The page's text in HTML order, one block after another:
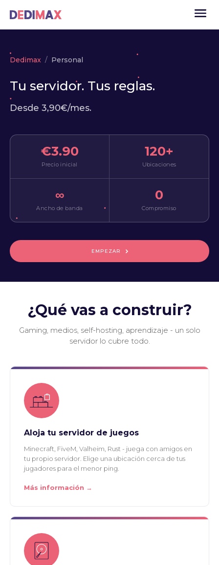
VPS
Noticias
USD▾
ACCESO
Dedimax Personal
Tu servidor. Tus reglas.
Desde 3,90€/mes.
€3.90
Precio inicial
120+
Ubicaciones
∞
Ancho de banda
0
Compromiso
EMPEZAR
¿Qué vas a construir?
Gaming, medios, self-hosting, aprendizaje - un solo
servidor lo cubre todo.
Aloja tu servidor de juegos
Minecraft, FiveM, Valheim, Rust - juega con amigos en
tu propio servidor. Elige una ubicación cerca de tus
jugadores para el menor ping.
Más información →